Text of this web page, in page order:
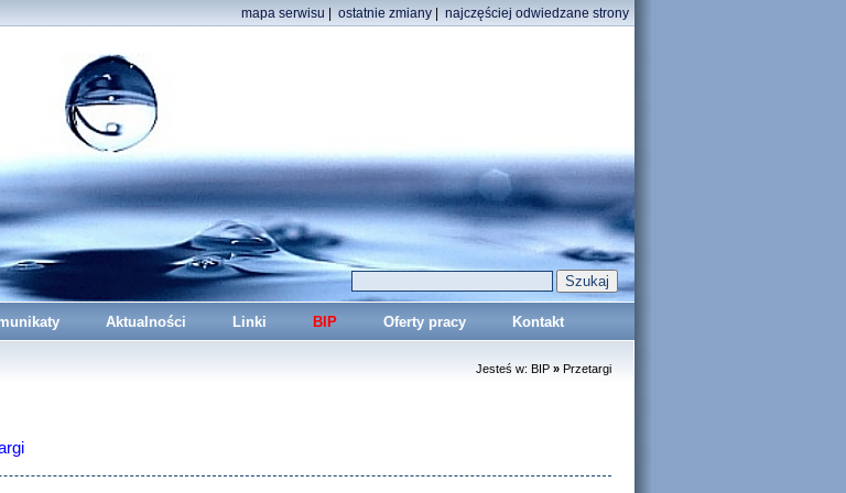
mapa serwisu ostatnie zmiany najczęściej odwiedzane strony
Szukaj
Aktualności Linki BIP Oferty pracy Kontakt
Jesteś w: BIP » Przetargi